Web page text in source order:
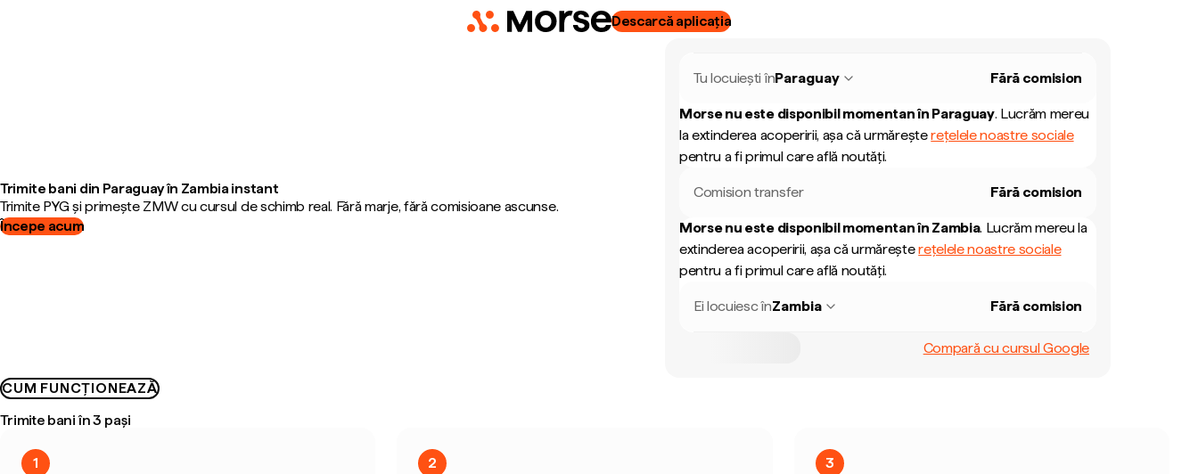
Descarcă aplicația
Trimite bani din Paraguay în Zambia instant
Trimite PYG și primește ZMW cu cursul de schimb real. Fără marje, fără comisioane ascunse.
Începe acum
Tu locuiești înParaguay Fără comision
Morse nu este disponibil momentan în Paraguay. Lucrăm mereu
la extinderea acoperirii, așa că urmăreșterețelele noastre sociale
pentru a fi primul care află noutăți.
Comision transfer Fără comision
Morse nu este disponibil momentan în Zambia. Lucrăm mereu la
extinderea acoperirii, așa că urmăreșterețelele noastre sociale
pentru a fi primul care află noutăți.
Ei locuiesc înZambia Fără comision
Compară cu cursul Google
CUM FUNCȚIONEAZĂ
Trimite bani în 3 pași
1
2
3